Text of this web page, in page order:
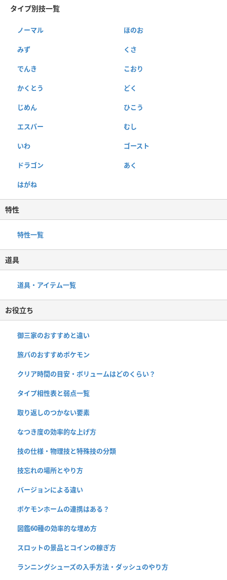
タイプ別技一覧
ノーマル ほのお
みず くさ
でんき こおり
かくとう どく
じめん ひこう
エスパー むし
いわ ゴースト
ドラゴン あく
はがね
特性
特性一覧
道具
道具・アイテム一覧
お役立ち
御三家のおすすめと違い
旅パのおすすめポケモン
クリア時間の目安・ボリュームはどのくらい？
タイプ相性表と弱点一覧
取り返しのつかない要素
なつき度の効率的な上げ方
技の仕様・物理技と特殊技の分類
技忘れの場所とやり方
バージョンによる違い
ポケモンホームの連携はある？
図鑑60種の効率的な埋め方
スロットの景品とコインの稼ぎ方
ランニングシューズの入手方法・ダッシュのやり方